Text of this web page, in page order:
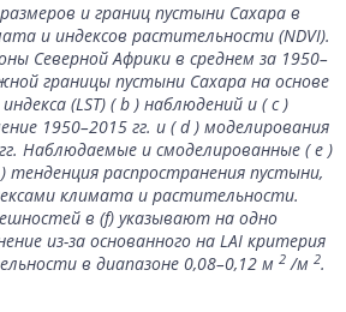
и границ пустыни Сахара в
и индексов растительности (NDVI).
Северной Африки в среднем за 1950–
границы пустыни Сахара на основе
(LST) ( b ) наблюдений и ( c )
1950–2015 гг. и ( d ) моделирования
Наблюдаемые и смоделированные ( e )
тенденция распространения пустыни,
климата и растительности.
в (f) указывают на одно
из-за основанного на LAI критерия
в диапазоне 0,08–0,12 м 2 /м 2.